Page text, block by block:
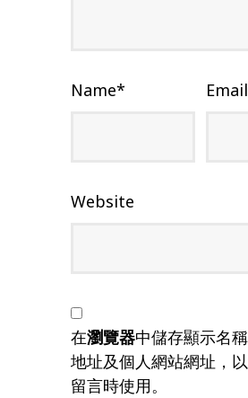
Name* Email
Website
在瀏覽器中儲存顯示名
地址及個人網站網址，
留言時使用。